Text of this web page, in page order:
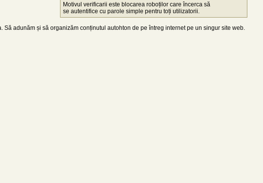
Motivul verificarii este blocarea roboților care încerca să
se autentifice cu parole simple pentru toți utilizatorii.
Să adunăm și să organizăm conținutul autohton de pe întreg internet pe un singur site web.